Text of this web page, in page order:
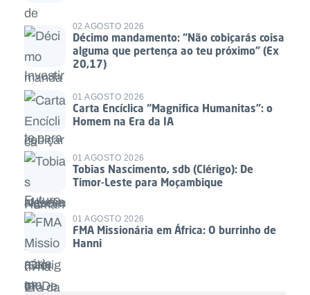
02 AGOSTO 2026
Décimo mandamento: “Não cobiçarás coisa
alguma que pertença ao teu próximo” (Ex
20,17)
01 AGOSTO 2026
Carta Encíclica “Magnifica Humanitas”: o
Homem na Era da IA
01 AGOSTO 2026
Tobias Nascimento, sdb (Clérigo): De
Timor-Leste para Moçambique
01 AGOSTO 2026
FMA Missionária em África: O burrinho de
Hanni